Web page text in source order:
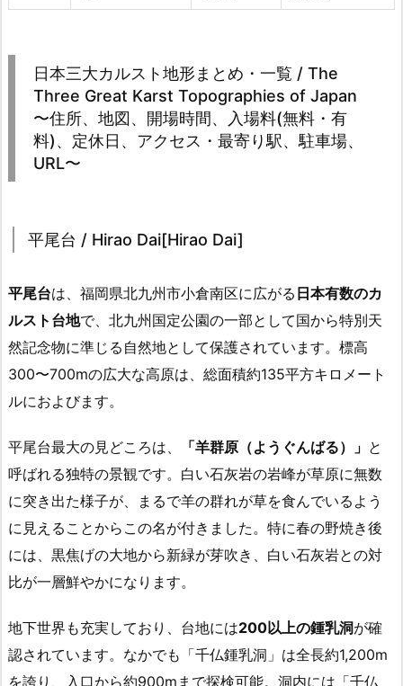
日本三大カルスト地形まとめ・一覧 / The
Three Great Karst Topographies of Japan
〜住所、地図、開場時間、入場料(無料・有
料)、定休日、アクセス・最寄り駅、駐車場、
URL〜
平尾台 / Hirao Dai[Hirao Dai]
平尾台は、福岡県北九州市小倉南区に広がる 日本有数のカ
ルスト台地で、北九州国定公園の一部として国から特別天
然記念物に準じる自然地として保護されています。標高
300〜700mの広大な高原は、総面積約135平方キロメート
ルにおよびます。
平尾台最大の見どころは、 「羊群原（ようぐんばる）」 と
呼ばれる独特の景観です。白い石灰岩の岩峰が草原に無数
に突き出た様子が、まるで羊の群れが草を食んでいるよう
に見えることからこの名が付きました。特に春の野焼き後
には、黒焦げの大地から新緑が芽吹き、白い石灰岩との対
比が一層鮮やかになります。
地下世界も充実しており、台地には200以上の鍾乳洞が確
認されています。なかでも「千仏鍾乳洞」は全長約1,200m
を誇り、入口から約900mまで探検可能。洞内には「千仏